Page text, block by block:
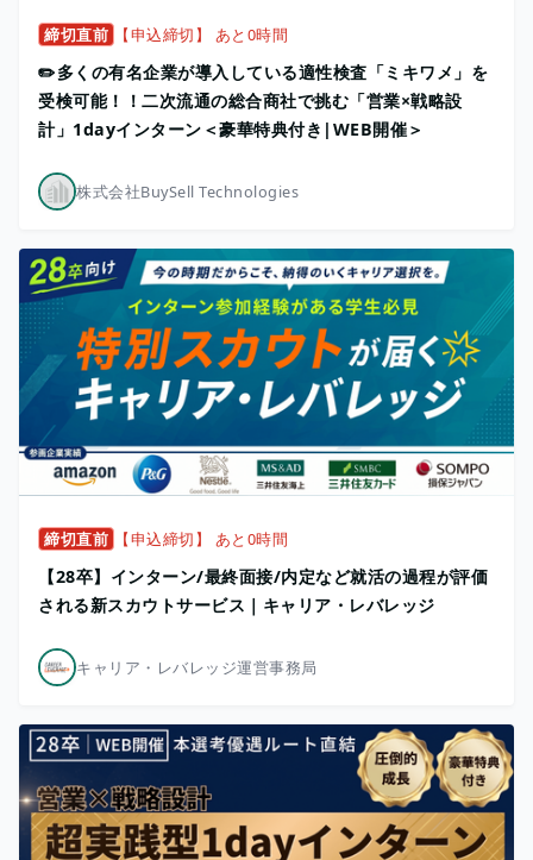
締切直前 【申込締切】 あと0時間
✏️多くの有名企業が導入している適性検査「ミキワメ」を
受検可能！！二次流通の総合商社で挑む「営業×戦略設
計」1dayインターン＜豪華特典付き|WEB開催＞
株式会社BuySell Technologies
締切直前 【申込締切】 あと0時間
【28卒】インターン/最終面接/内定など就活の過程が評価
される新スカウトサービス｜キャリア・レバレッジ
キャリア・レバレッジ運営事務局